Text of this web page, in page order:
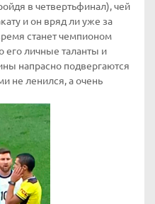
в четвертьфинал), чей
и он вряд ли уже за
станет чемпионом
его личные таланты и
напрасно подвергаются
не ленился, а очень